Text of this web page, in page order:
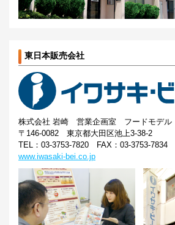
東日本販売会社
株式会社 岩崎 営業企画室 フードモデル
〒146-0082 東京都大田区池上3-38-2
TEL：03-3753-7820 FAX：03-3753-7834
www.iwasaki-bei.co.jp